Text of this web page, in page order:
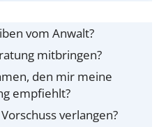
vom Anwalt?
mitbringen?
den mir meine
empfiehlt?
verlangen?